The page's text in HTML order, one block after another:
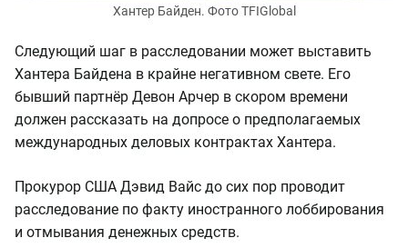
Хантер Байден. Фото TFIGlobal
Следующий шаг в расследовании может выставить
Хантера Байдена в крайне негативном свете. Его
бывший партнёр Девон Арчер в скором времени
должен рассказать на допросе о предполагаемых
международных деловых контрактах Хантера.
Прокурор США Дэвид Вайс до сих пор проводит
расследование по факту иностранного лоббирования
и отмывания денежных средств.